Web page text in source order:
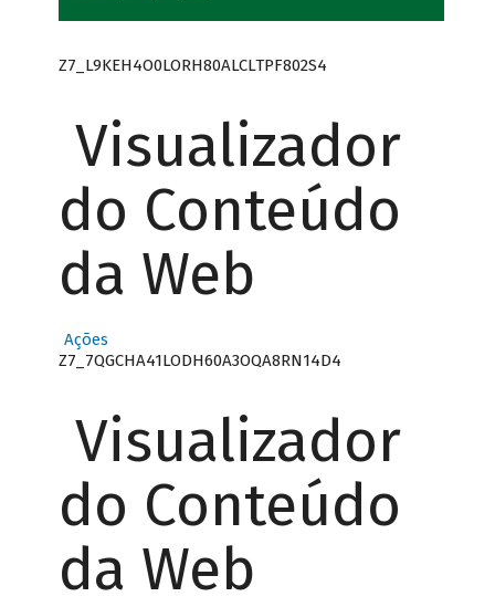
Z7_L9KEH4O0LORH80ALCLTPF802S4
Visualizador
do Conteúdo
da Web
Ações
Z7_7QGCHA41LODH60A3OQA8RN14D4
Visualizador
do Conteúdo
da Web